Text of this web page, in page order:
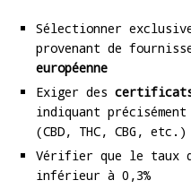
Sélectionner
provenant de
européenne
Exiger des certificats
indiquant
(CBD, THC, CBG, etc.)
Vérifier que le taux
inférieur à 0,3%